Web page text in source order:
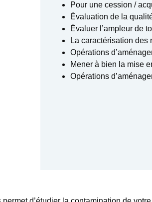
Pour une cession /
Évaluation de la
Évaluer l’ampleur de
La caractérisation des
Opérations
Mener à bien la mise
Opérations